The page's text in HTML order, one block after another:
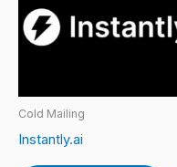
Cold Mailing
Instantly.ai